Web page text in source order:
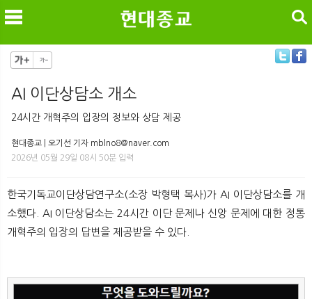
메
검색
AI 이단상담소 개소
24시간 개혁주의 입장의 정보와 상담 제공
현대종교 | 오기선 기자 mblno8@naver.com
2026년 05월 29일 08시 50분 입력
한국기독교이단상담연구소(소장 박형택 목사)가 AI 이단상담소를 개
소했다. AI 이단상담소는 24시간 이단 문제나 신앙 문제에 대한 정통
개혁주의 입장의 답변을 제공받을 수 있다.